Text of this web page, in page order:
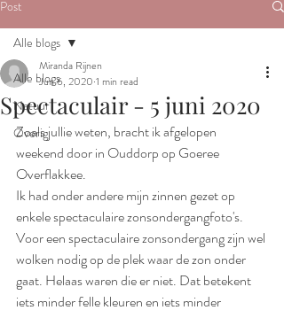
Post
Alle blogs
Natuur
Overig
Alle blogs
Spectaculair - 5 juni 2020
Miranda Rijnen
Jun 6, 2020 1 min read
Zoals jullie weten, bracht ik afgelopen
weekend door in Ouddorp op Goeree
Overflakkee.
Ik had onder andere mijn zinnen gezet op
enkele spectaculaire zonsondergangfoto's.
Voor een spectaculaire zonsondergang zijn wel
wolken nodig op de plek waar de zon onder
gaat. Helaas waren die er niet. Dat betekent
iets minder felle kleuren en iets minder